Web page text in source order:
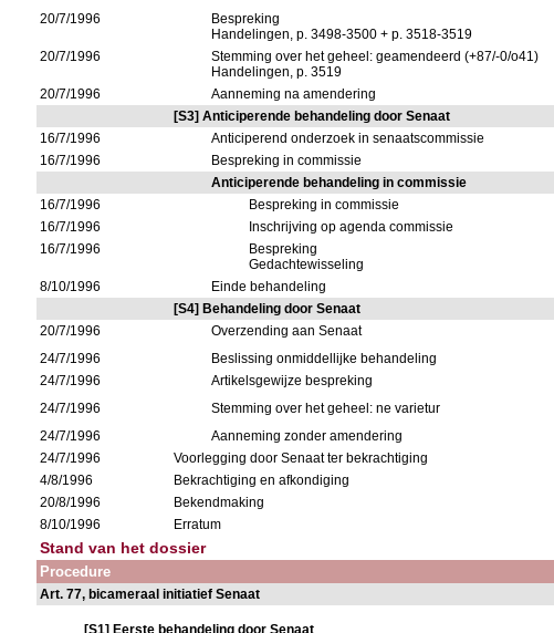
20/7/1996
Bespreking
Handelingen, p. 3498-3500 + p. 3518-3519
20/7/1996
Stemming over het geheel: geamendeerd (+87/-0/o41)
Handelingen, p. 3519
20/7/1996
Aanneming na amendering
[S3] Anticiperende behandeling door Senaat
16/7/1996
Anticiperend onderzoek in senaatscommissie
16/7/1996
Bespreking in commissie
Anticiperende behandeling in commissie
16/7/1996
Bespreking in commissie
16/7/1996
Inschrijving op agenda commissie
16/7/1996
Bespreking
Gedachtewisseling
8/10/1996
Einde behandeling
[S4] Behandeling door Senaat
20/7/1996
Overzending aan Senaat
24/7/1996
Beslissing onmiddellijke behandeling
24/7/1996
Artikelsgewijze bespreking
24/7/1996
Stemming over het geheel: ne varietur
24/7/1996
Aanneming zonder amendering
24/7/1996
Voorlegging door Senaat ter bekrachtiging
4/8/1996
Bekrachtiging en afkondiging
20/8/1996
Bekendmaking
8/10/1996
Erratum
Stand van het dossier
Procedure
Art. 77, bicameraal initiatief Senaat
[S1] Eerste behandeling door Senaat